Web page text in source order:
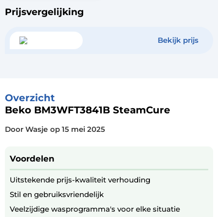
Prijsvergelijking
Bekijk prijs
Overzicht
Beko BM3WFT3841B SteamCure
Door Wasje op 15 mei 2025
Voordelen
Uitstekende prijs-kwaliteit verhouding
Stil en gebruiksvriendelijk
Veelzijdige wasprogramma's voor elke situatie